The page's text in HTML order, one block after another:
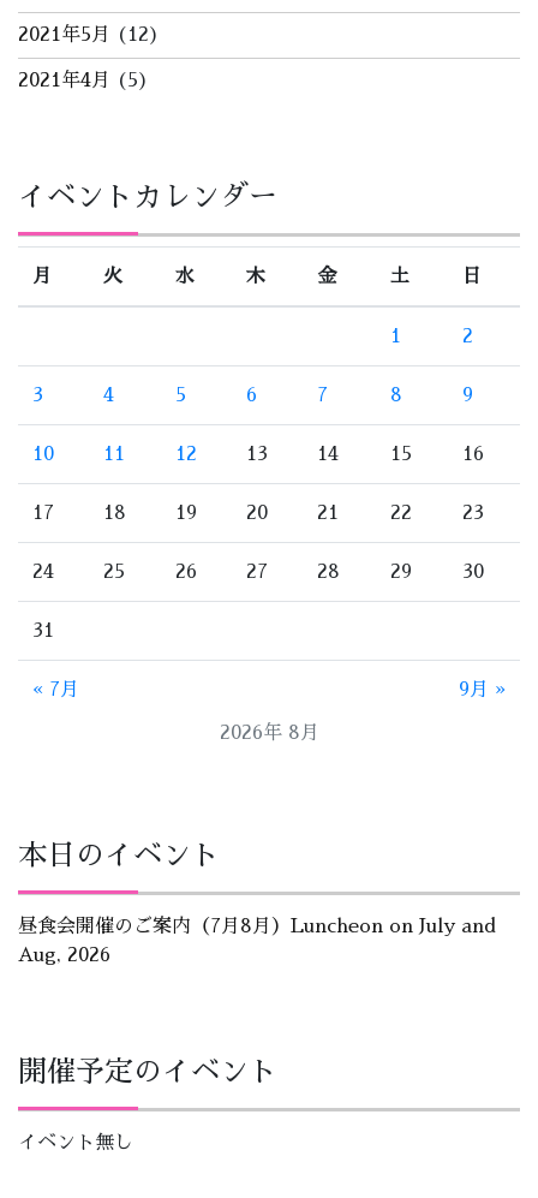
2021年5月 (12)
2021年4月 (5)
イベントカレンダー
2026年 8月
月 火 水 木 金 土 日
1 2
3 4 5 6 7 8 9
10 11 12 13 14 15 16
17 18 19 20 21 22 23
24 25 26 27 28 29 30
31
« 7月 9月 »
本日のイベント
昼食会開催のご案内（7月8月）Luncheon on July and
Aug, 2026
開催予定のイベント
イベント無し